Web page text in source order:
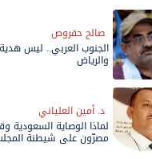
صالح حقروص
الجنوب العربي.. ليس
والرياض
د. أمين العلياني
لماذا الوصاية السعودية
مصرّون على شيطنة